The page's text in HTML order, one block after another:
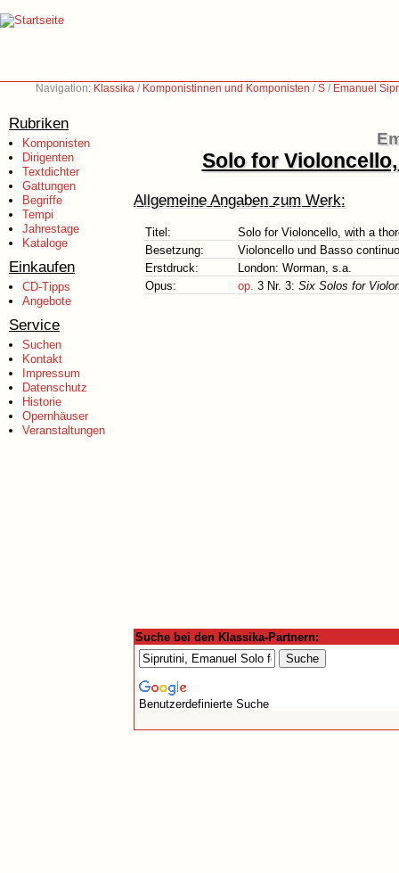
Navigation: Klassika / Komponistinnen und Komponisten /S / Emanuel
Rubriken
Komponisten
Dirigenten
Textdichter
Gattungen
Begriffe
Tempi
Jahrestage
Kataloge
Einkaufen
CD-Tipps
Angebote
Service
Suchen
Kontakt
Impressum
Datenschutz
Historie
Opernhäuser
Veranstaltungen
Solo for
Allgemeine Angaben zum Werk:
Titel:
Solo for Violoncello, with a
Besetzung:
Violoncello und Basso continuo
Erstdruck:
London: Worman, s.a.
Opus:
op. 3 Nr. 3: Six Solos for
Suche bei den Klassika-Partnern:
Benutzerdefinierte Suche